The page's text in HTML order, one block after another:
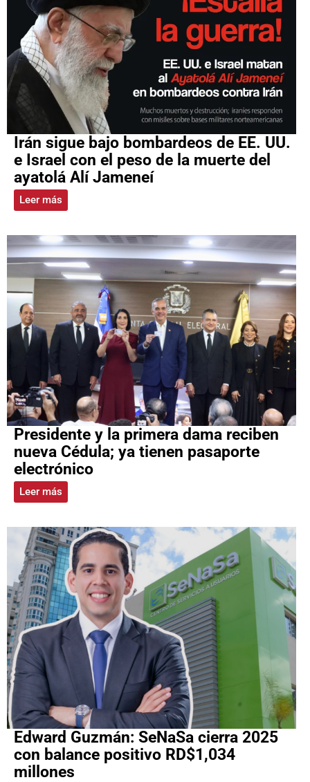
Irán sigue bajo bombardeos de EE. UU.
e Israel con el peso de la muerte del
ayatolá Alí Jameneí
Leer más
Presidente y la primera dama reciben
nueva Cédula; ya tienen pasaporte
electrónico
Leer más
Edward Guzmán: SeNaSa cierra 2025
con balance positivo RD$1,034
millones